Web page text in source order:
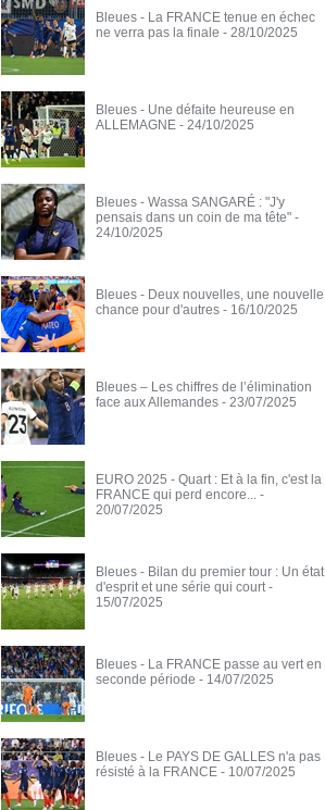
Bleues - La FRANCE tenue en échec
ne verra pas la finale - 28/10/2025
Bleues - Une défaite heureuse en
ALLEMAGNE - 24/10/2025
Bleues - Wassa SANGARÉ : "J'y
pensais dans un coin de ma tête" -
24/10/2025
Bleues - Deux nouvelles, une nouvelle
chance pour d'autres - 16/10/2025
Bleues – Les chiffres de l’élimination
face aux Allemandes - 23/07/2025
EURO 2025 - Quart : Et à la fin, c'est la
FRANCE qui perd encore... -
20/07/2025
Bleues - Bilan du premier tour : Un état
d'esprit et une série qui court -
15/07/2025
Bleues - La FRANCE passe au vert en
seconde période - 14/07/2025
Bleues - Le PAYS DE GALLES n'a pas
résisté à la FRANCE - 10/07/2025